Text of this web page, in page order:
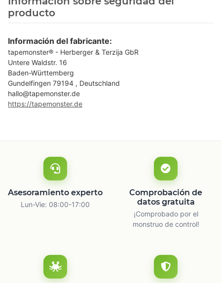
producto
Información del fabricante:
tapemonster® - Herberger & Terzija GbR
Untere Waldstr. 16
Baden-Württemberg
Gundelfingen 79194 , Deutschland
hallo@tapemonster.de
https://tapemonster.de
Asesoramiento experto
Lun-Vie: 08:00-17:00
Comprobación de
datos gratuita
¡Comprobado por el
monstruo de control!